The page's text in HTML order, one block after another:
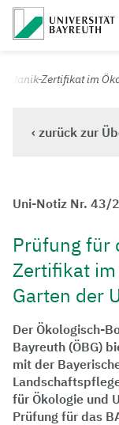
Universität
Zertifikat im
‹ zurück zur
Uni-Notiz Nr. 43/
Prüfung für
Zertifikat
Garten der
Der Ökologisch-
Bayreuth (ÖBG)
mit der
für Ökologie und
Prüfung für das